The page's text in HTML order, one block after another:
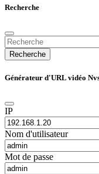
Recherche
Recherche
Générateur d'URL vidéo
IP
Nom d'utilisateur
Mot de passe